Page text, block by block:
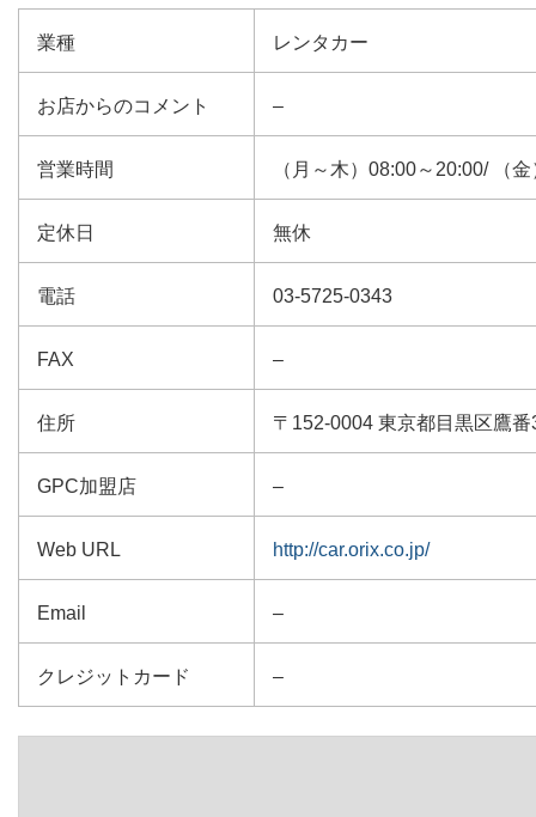
業種 レンタカー
お店からのコメント –
営業時間 （月～木）08:00～20:00/ （
定休日 無休
電話 03-5725-0343
FAX –
住所 〒152-0004 東京都目黒区鷹番
GPC加盟店 –
Web URL http://car.orix.co.jp/
Email –
クレジットカード –